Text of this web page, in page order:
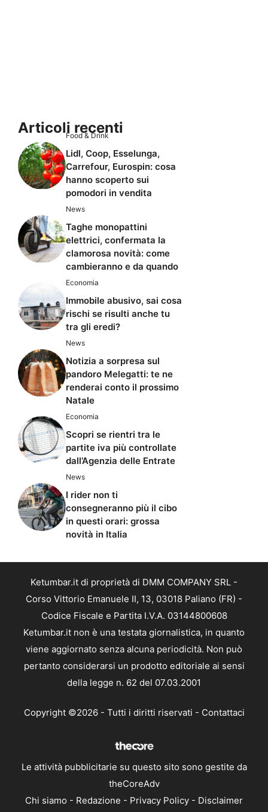
Articoli recenti
Food & Drink
Lidl, Coop, Esselunga,
Carrefour, Eurospin: cosa
hanno scoperto sui
pomodori in vendita
News
Taghe monopattini
elettrici, confermata la
clamorosa novità: come
cambieranno e da quando
Economia
Immobile abusivo, sai cosa
rischi se risulti anche tu
tra gli eredi?
News
Notizia a sorpresa sul
pandoro Melegatti: te ne
renderai conto il prossimo
Natale
Economia
Scopri se rientri tra le
partite iva più controllate
dall’Agenzia delle Entrate
News
I rider non ti
consegneranno più il cibo
in questi orari: grossa
novità in Italia
Ketumbar.it di proprietà di DMM COMPANY SRL -
Corso Vittorio Emanuele II, 13, 03018 Paliano (FR) -
Codice Fiscale e Partita I.V.A. 03144800608
Ketumbar.it non è una testata giornalistica, in quanto
viene aggiornato senza alcuna periodicità. Non può
pertanto considerarsi un prodotto editoriale ai sensi
della legge n. 62 del 07.03.2001
Copyright ©2026 - Tutti i diritti riservati - Contattaci
Le attività pubblicitarie su questo sito sono gestite da
theCoreAdv
Chi siamo - Redazione - Privacy Policy - Disclaimer